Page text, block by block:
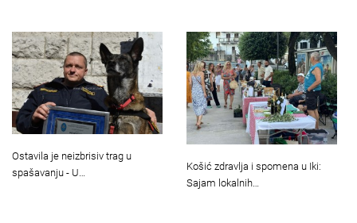
Ostavila je neizbrisiv trag u
spašavanju - U…
Košić zdravlja i spomena u Iki:
Sajam lokalnih…